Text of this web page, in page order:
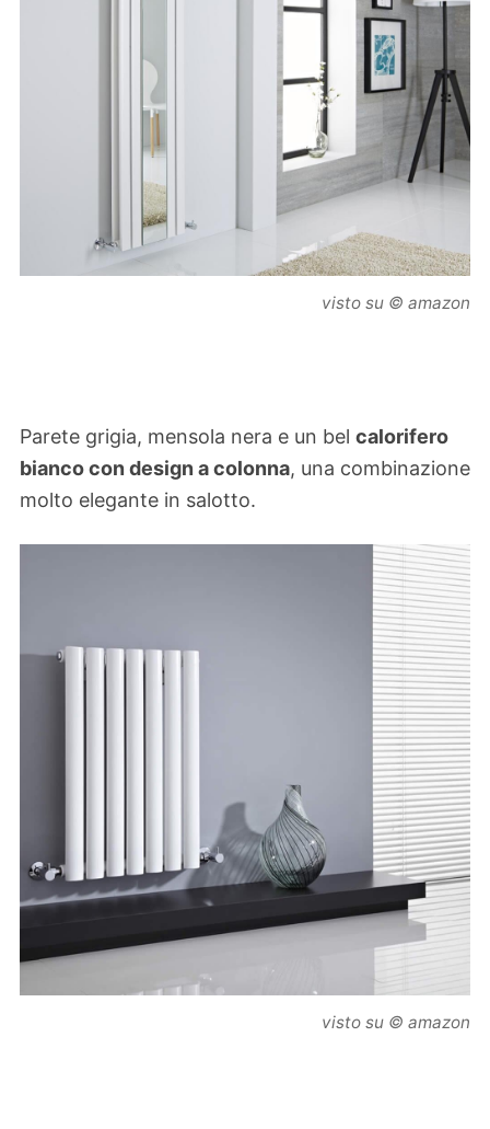
visto su © amazon
Parete grigia, mensola nera e un bel calorifero
bianco con design a colonna, una combinazione
molto elegante in salotto.
visto su © amazon